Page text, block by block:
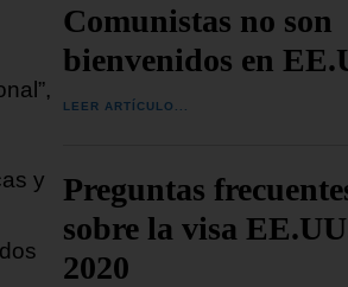
y
Comunistas no son
bienvenidos en
LEER ARTÍCULO...
Preguntas
sobre la visa
2020